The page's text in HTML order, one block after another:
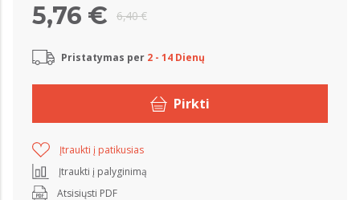
6,40 €
5,76 €
Pristatymas per 2 - 14 Dienų
Pirkti
Įtraukti į patikusias
Įtraukti į palyginimą
Atsisiųsti PDF